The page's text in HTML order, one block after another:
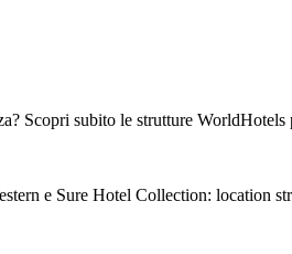
Scopri subito le strutture WorldHotels
e Sure Hotel Collection: location